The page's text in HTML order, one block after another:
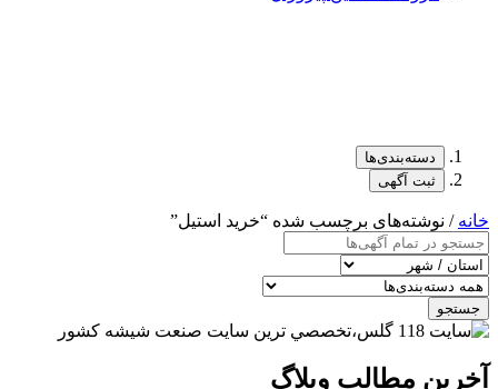
دسته‌بندی‌ها
ثبت آگهی
خانه / نوشته‌های برچسب شده “خرید استیل”
جستجو
آخرین مطالب وبلاگ